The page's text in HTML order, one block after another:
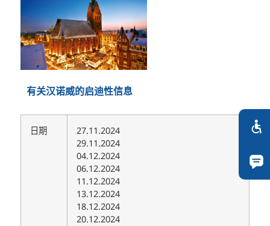
有关汉诺威的启迪性信息
日期
27.11.2024
29.11.2024
04.12.2024
06.12.2024
11.12.2024
13.12.2024
18.12.2024
20.12.2024